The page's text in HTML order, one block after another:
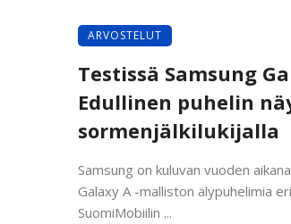
ARVOSTELUT
Testissä Samsung
Edullinen puhelin
sormenjälkilukijalla
Samsung on kuluvan vuoden
Galaxy A -malliston älypuhelimia
SuomiMobiilin ...